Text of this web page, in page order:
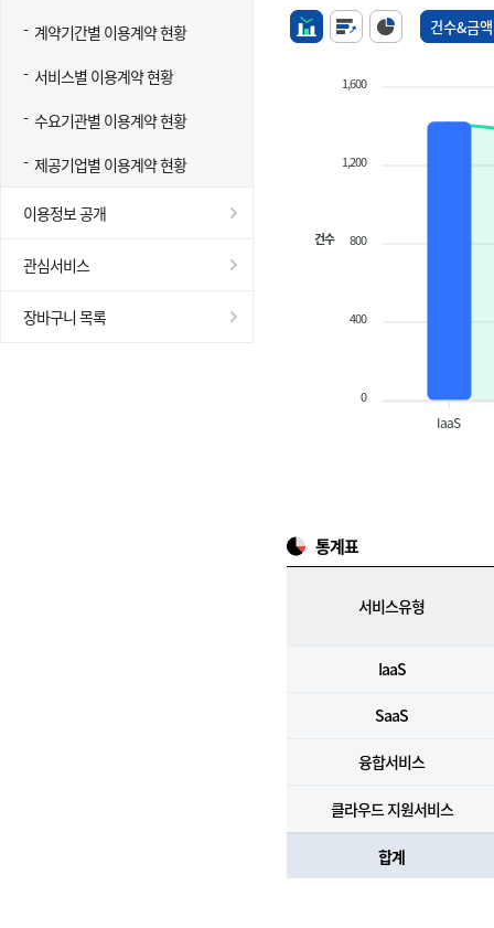
계약기간별 이용계약 현황
서비스별 이용계약 현황
수요기관별 이용계약 현황
제공기업별 이용계약 현황
이용정보 공개
관심서비스
장바구니 목록
건수&금액
1,600
1,200
800
400
0
건수
IaaS
통계표
서비스유형
IaaS
SaaS
융합서비스
클라우드 지원서비스
합계